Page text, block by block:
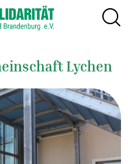
Lychen